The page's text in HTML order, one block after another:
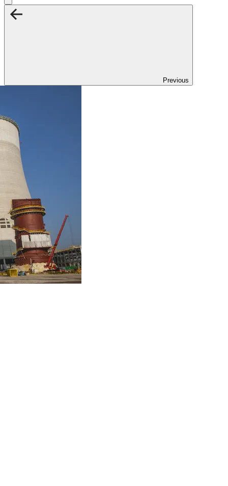
Previous